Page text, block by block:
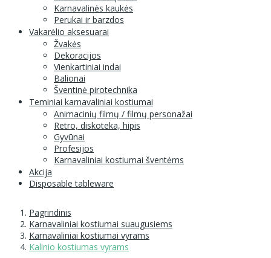
Karnavalinės kaukės
Perukai ir barzdos
Vakarėlio aksesuarai
Žvakės
Dekoracijos
Vienkartiniai indai
Balionai
Šventinė pirotechnika
Teminiai karnavaliniai kostiumai
Animacinių filmų / filmų personažai
Retro, diskoteka, hipis
Gyvūnai
Profesijos
Karnavaliniai kostiumai šventėms
Akcija
Disposable tableware
Pagrindinis
Karnavaliniai kostiumai suaugusiems
Karnavaliniai kostiumai vyrams
Kalinio kostiumas vyrams